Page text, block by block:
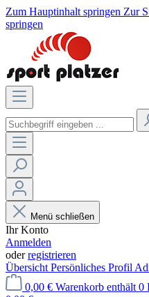
Zum Hauptinhalt springen Zur
springen
Menü schließen
Ihr Konto
Anmelden
oderregistrieren
Übersicht Persönliches Profil
0,00 € Warenkorb enthält 0